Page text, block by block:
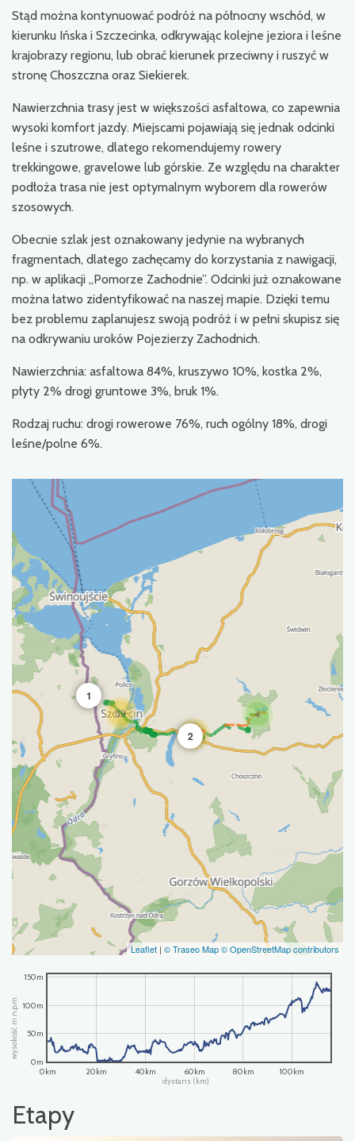
Stąd można kontynuować podróż na północny wschód, w
kierunku Ińska i Szczecinka, odkrywając kolejne jeziora i leśne
krajobrazy regionu, lub obrać kierunek przeciwny i ruszyć w
stronę Choszczna oraz Siekierek.
Nawierzchnia trasy jest w większości asfaltowa, co zapewnia
wysoki komfort jazdy. Miejscami pojawiają się jednak odcinki
leśne i szutrowe, dlatego rekomendujemy rowery
trekkingowe, gravelowe lub górskie. Ze względu na charakter
podłoża trasa nie jest optymalnym wyborem dla rowerów
szosowych.
Obecnie szlak jest oznakowany jedynie na wybranych
fragmentach, dlatego zachęcamy do korzystania z nawigacji,
np. w aplikacji „Pomorze Zachodnie”. Odcinki już oznakowane
można łatwo zidentyfikować na naszej mapie. Dzięki temu
bez problemu zaplanujesz swoją podróż i w pełni skupisz się
na odkrywaniu uroków Pojezierzy Zachodnich.
Nawierzchnia: asfaltowa 84%, kruszywo 10%, kostka 2%,
płyty 2% drogi gruntowe 3%, bruk 1%.
Rodzaj ruchu: drogi rowerowe 76%, ruch ogólny 18%, drogi
leśne/polne 6%.
1
2
4
35
89
Leaflet | © Traseo Map© OpenStreetMap contributors
dystans (km)
wysokość m n.p.m.
0km 20km 40km 60km 80km 100km
0m
50m
100m
150m
Etapy